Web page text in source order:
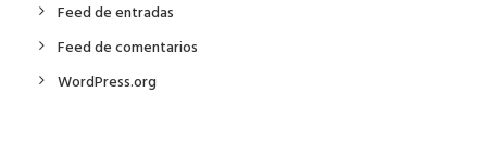
Feed de entradas
Feed de comentarios
WordPress.org